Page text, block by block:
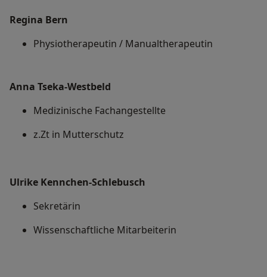
Regina Bern
Physiotherapeutin / Manualtherapeutin
Anna Tseka-Westbeld
Medizinische Fachangestellte
z.Zt in Mutterschutz
Ulrike Kennchen-Schlebusch
Sekretärin
Wissenschaftliche Mitarbeiterin